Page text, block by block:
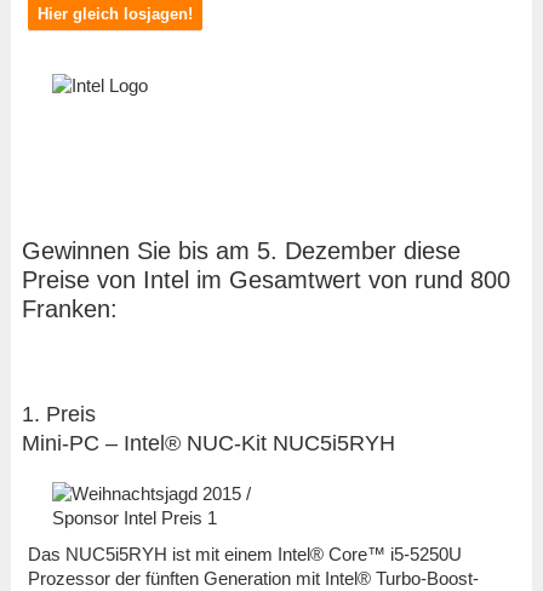
Hier gleich losjagen!
Gewinnen Sie bis am 5. Dezember diese
Preise von Intel im Gesamtwert von rund 800
Franken:
1. Preis
Mini-PC – Intel® NUC-Kit NUC5i5RYH
Das NUC5i5RYH ist mit einem Intel® Core™ i5-5250U
Prozessor der fünften Generation mit Intel® Turbo-Boost-